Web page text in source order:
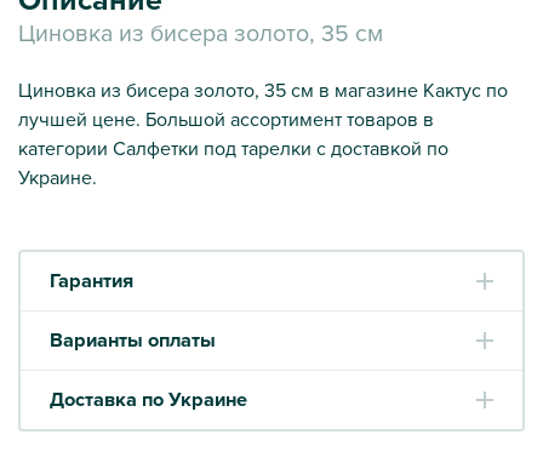
Циновка из бисера золото, 35 см
Циновка из бисера золото, 35 см в магазине Кактус по
лучшей цене. Большой ассортимент товаров в
категории Салфетки под тарелки с доставкой по
Украине.
Гарантия
Варианты оплаты
Доставка по Украине